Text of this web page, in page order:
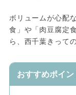
ボリュームが心配
食」や「肉豆腐定
ら、西千葉きって
おすすめポイン